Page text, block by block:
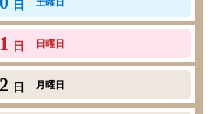
日 土曜日
日 日曜日
日 月曜日